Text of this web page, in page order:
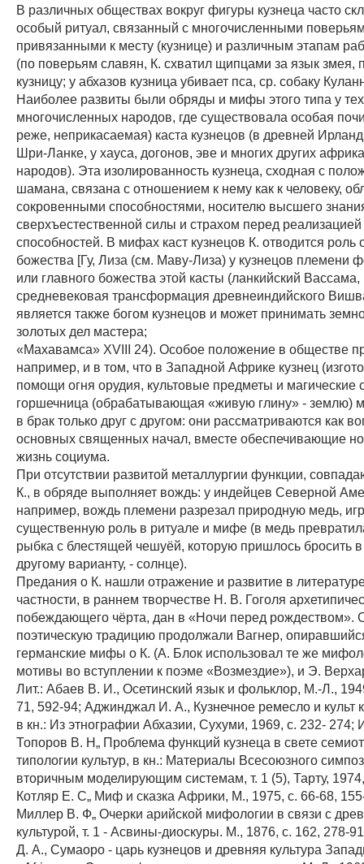
В различных обществах вокруг фигуры кузнеца часто
особый ритуал, связанный с многочисленными
привязанными к месту (кузнице) и различным этапам
(по поверьям славян, К. схватил щипцами за язык змея,
кузницу; у абхазов кузница убивает пса, ср. собаку
Наиболее развиты были обряды и мифы этого типа у тех
многочисленных народов, где существовала особая
реже, неприкасаемая) каста кузнецов (в древней
Шри-Ланке, у хауса, догонов, эве и многих других
народов). Эта изолированность кузнеца, сходная с
шамана, связана с отношением к нему как к человеку,
сокровенными способностями, носителю высшего
сверхъестественной силы и страхом перед реализацией
способностей. В мифах каст кузнецов К. отводится роль
божества [Гу, Лиза (см. Маву-Лиза) у кузнецов племени
или главного божества этой касты (ланкийский Вассама,
средневековая трансформация древнеиндийского
является также богом кузнецов и может принимать
золотых дел мастера;
«Махавамса» XVIII 24). Особое положение в обществе
например, и в том, что в Западной Африке кузнец
помощи огня орудия, культовые предметы и магические
горшечница (обрабатывающая «живую глину» - землю)
в брак только друг с другом: они рассматриваются как
основных священных начал, вместе обеспечивающие
жизнь социума.
При отсутствии развитой металлургии функции,
К., в обряде выполняет вождь: у индейцев Северной
например, вождь племени разрезал природную медь,
существенную роль в ритуале и мифе (в медь
рыбка с блестящей чешуёй, которую пришлось бросить в
другому варианту, - солнце).
Предания о К. нашли отражение и развитие в
частности, в раннем творчестве Н. В. Гоголя
побеждающего чёрта, дан в «Ночи перед
поэтическую традицию продолжали Вагнер,
германские мифы о К. (А. Блок использовал те же
мотивы во вступлении к поэме «Возмездие»), и Э.
Лит.: Абаев В. И., Осетинский язык и фольклор, М.-Л.,
71, 592-94; Аджинджал И. А., Кузнечное ремесло и культ
в кн.: Из этнографии Абхазии, Сухуми, 1969, с. 232- 274;
Топоров В. Н„ Проблема функций кузнеца в свете
типологии культур, в кн.: Материалы Всесоюзного
вторичным моделирующим системам, т. 1 (5), Тарту,
Котляр Е. С„ Миф и сказка Африки, М., 1975, с. 66-68,
Миллер В. Ф„ Очерки арийской мифологии в связи с
культурой, т. 1 - Асвины-диоскуры. М., 1876, с. 162, 278-
Д. А., Сумаоро - царь кузнецов и древняя культура